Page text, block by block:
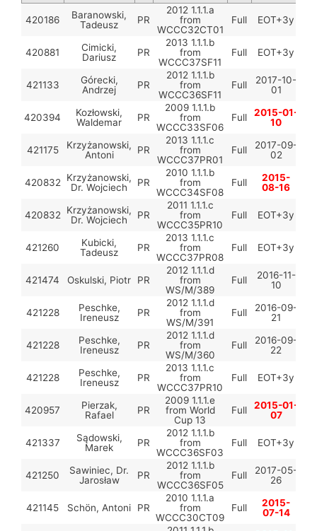
420186
Baranowski,
Tadeusz
PR
2012 1.1.1.a
from
WCCC32CT01
Full EOT+3y
420881
Cimicki,
Dariusz
PR
2013 1.1.1.b
from
WCCC37SF11
Full EOT+3y
421133
Górecki,
Andrzej
PR
2012 1.1.1.b
from
WCCC36SF11
Full
2017-10-
01
420394
Kozłowski,
Waldemar
PR
2009 1.1.1.b
from
WCCC33SF06
Full
2015-01-
10
421175
Krzyżanowski,
Antoni
PR
2013 1.1.1.c
from
WCCC37PR01
Full
2017-09-
02
420832
Krzyżanowski,
Dr. Wojciech
PR
2010 1.1.1.b
from
WCCC34SF08
Full
2015-
08-16
420832
Krzyżanowski,
Dr. Wojciech
PR
2011 1.1.1.c
from
WCCC35PR10
Full EOT+3y
421260
Kubicki,
Tadeusz
PR
2013 1.1.1.c
from
WCCC37PR08
Full EOT+3y
421474 Oskulski, Piotr PR
2012 1.1.1.d
from
WS/M/389
Full
2016-11-
10
421228
Peschke,
Ireneusz
PR
2012 1.1.1.d
from
WS/M/391
Full
2016-09-
21
421228
Peschke,
Ireneusz
PR
2012 1.1.1.d
from
WS/M/360
Full
2016-09-
22
421228
Peschke,
Ireneusz
PR
2013 1.1.1.c
from
WCCC37PR10
Full EOT+3y
420957
Pierzak,
Rafael
PR
2009 1.1.1.e
from World
Cup 13
Full
2015-01-
07
421337
Sądowski,
Marek
PR
2012 1.1.1.b
from
WCCC36SF03
Full EOT+3y
421250
Sawiniec, Dr.
Jarosław
PR
2012 1.1.1.b
from
WCCC36SF05
Full
2017-05-
26
421145 Schön, Antoni PR
2010 1.1.1.a
from
WCCC30CT09
Full
2015-
07-14